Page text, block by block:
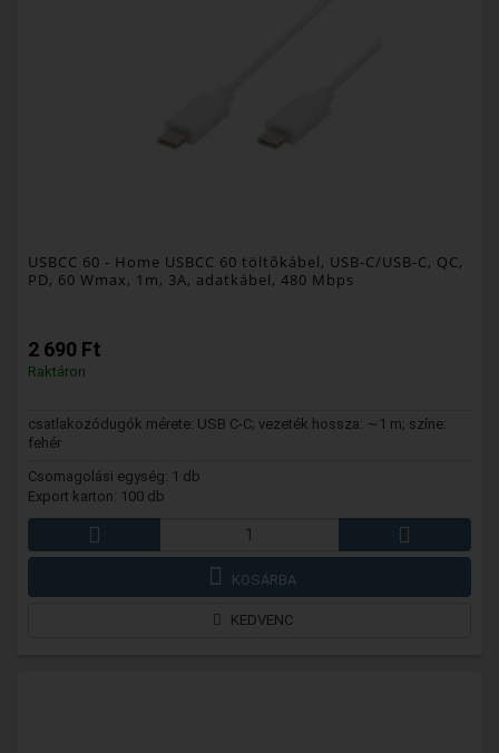
USBCC 60 - Home USBCC 60 töltőkábel, USB-C/USB-C, QC,
PD, 60 Wmax, 1m, 3A, adatkábel, 480 Mbps
2 690 Ft
Raktáron
csatlakozódugók mérete: USB C-C; vezeték hossza: ∼1 m; színe:
fehér
Csomagolási egység: 1 db
Export karton: 100 db
KOSÁRBA
KEDVENC